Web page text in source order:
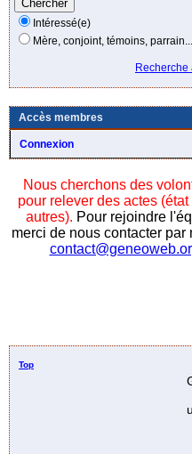
Intéressé(e)
Mère, conjoint, témoins, parrain...
Recherche
Accès membres
Connexion
Nous cherchons des
pour relever des actes
autres). Pour rejoindre
merci de nous contacter par
Top